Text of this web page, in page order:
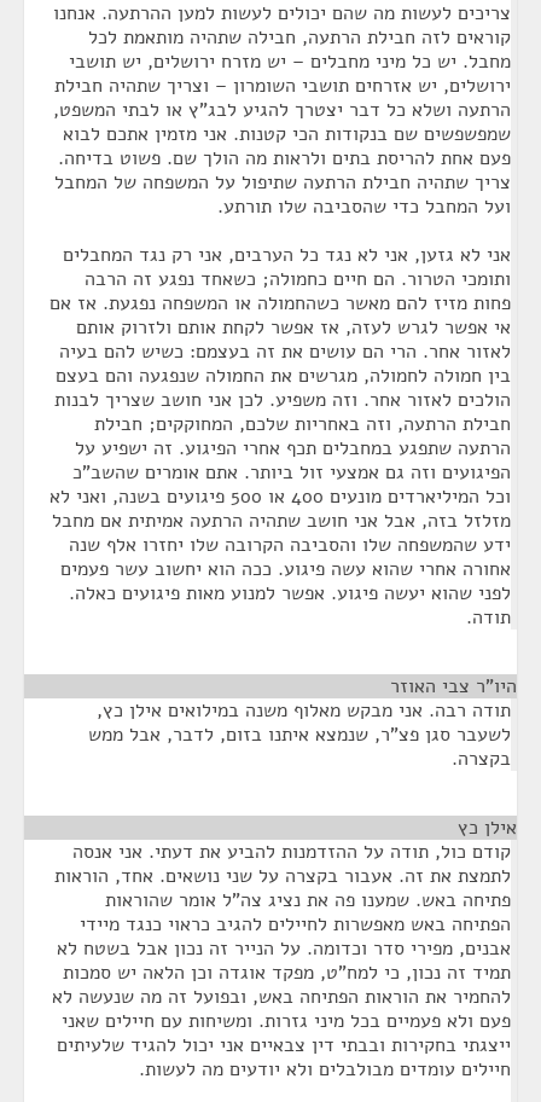
צריכים לעשות מה שהם יכולים לעשות למען ההרתעה. אנחנו
קוראים לזה חבילת הרתעה, חבילה שתהיה מותאמת לכל
מחבל. יש כל מיני מחבלים – יש מזרח ירושלים, יש תושבי
ירושלים, יש אזרחים תושבי השומרון – וצריך שתהיה חבילת
הרתעה ושלא כל דבר יצטרך להגיע לבג"ץ או לבתי המשפט,
שמפשפשים שם בנקודות הכי קטנות. אני מזמין אתכם לבוא
פעם אחת להריסת בתים ולראות מה הולך שם. פשוט בדיחה.
צריך שתהיה חבילת הרתעה שתיפול על המשפחה של המחבל
ועל המחבל כדי שהסביבה שלו תורתע.
אני לא גזען, אני לא נגד כל הערבים, אני רק נגד המחבלים
ותומכי הטרור. הם חיים כחמולה; כשאחד נפגע זה הרבה
פחות מזיז להם מאשר כשהחמולה או המשפחה נפגעת. אז אם
אי אפשר לגרש לעזה, אז אפשר לקחת אותם ולזרוק אותם
לאזור אחר. הרי הם עושים את זה בעצמם: כשיש להם בעיה
בין חמולה לחמולה, מגרשים את החמולה שנפגעה והם בעצם
הולכים לאזור אחר. וזה משפיע. לכן אני חושב שצריך לבנות
חבילת הרתעה, וזה באחריות שלכם, המחוקקים; חבילת
הרתעה שתפגע במחבלים תכף אחרי הפיגוע. זה ישפיע על
הפיגועים וזה גם אמצעי זול ביותר. אתם אומרים שהשב"כ
וכל המיליארדים מונעים 400 או 500 פיגועים בשנה, ואני לא
מזלזל בזה, אבל אני חושב שתהיה הרתעה אמיתית אם מחבל
ידע שהמשפחה שלו והסביבה הקרובה שלו יחזרו אלף שנה
אחורה אחרי שהוא עשה פיגוע. ככה הוא יחשוב עשר פעמים
לפני שהוא יעשה פיגוע. אפשר למנוע מאות פיגועים כאלה.
תודה.
היו"ר צבי האוזר
תודה רבה. אני מבקש מאלוף משנה במילואים אילן כץ,
לשעבר סגן פצ"ר, שנמצא איתנו בזום, לדבר, אבל ממש
בקצרה.
אילן כץ
קודם כול, תודה על ההזדמנות להביע את דעתי. אני אנסה
לתמצת את זה. אעבור בקצרה על שני נושאים. אחד, הוראות
פתיחה באש. שמענו פה את נציג צה"ל אומר שהוראות
הפתיחה באש מאפשרות לחיילים להגיב כראוי כנגד מיידי
אבנים, מפירי סדר וכדומה. על הנייר זה נכון אבל בשטח לא
תמיד זה נכון, כי למח"ט, מפקד אוגדה וכן הלאה יש סמכות
להחמיר את הוראות הפתיחה באש, ובפועל זה מה שנעשה לא
פעם ולא פעמיים בכל מיני גזרות. ומשיחות עם חיילים שאני
ייצגתי בחקירות ובבתי דין צבאיים אני יכול להגיד שלעיתים
חיילים עומדים מבולבלים ולא יודעים מה לעשות.